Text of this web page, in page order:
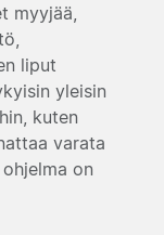
myyjää,
liput
yleisin
kuten
varata
on